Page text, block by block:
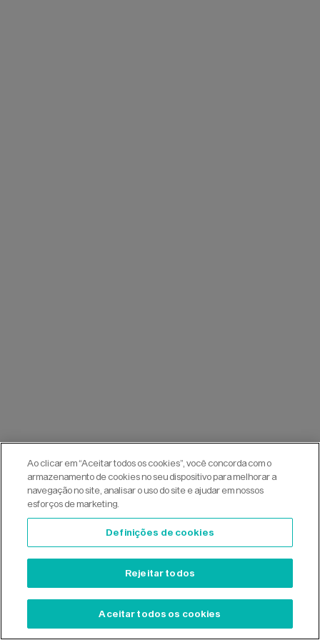
Ao clicar em “Aceitar todos os cookies”, você concorda com o
armazenamento de cookies no seu dispositivo para melhorar a
navegação no site, analisar o uso do site e ajudar em nossos
esforços de marketing.
Definições de cookies
Rejeitar todos
Aceitar todos os cookies